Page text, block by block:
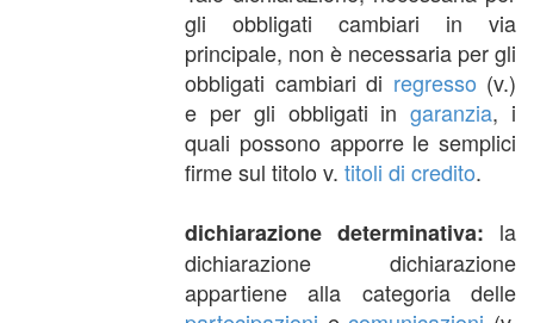
gli obbligati cambiari in via
principale, non è necessaria per gli
obbligati cambiari di regresso (v.)
e per gli obbligati ingaranzia, i
quali possono apporre le semplici
firme sul titolo v. titoli di credito.
dichiarazione determinativa: la
dichiarazione dichiarazione
appartiene alla categoria delle